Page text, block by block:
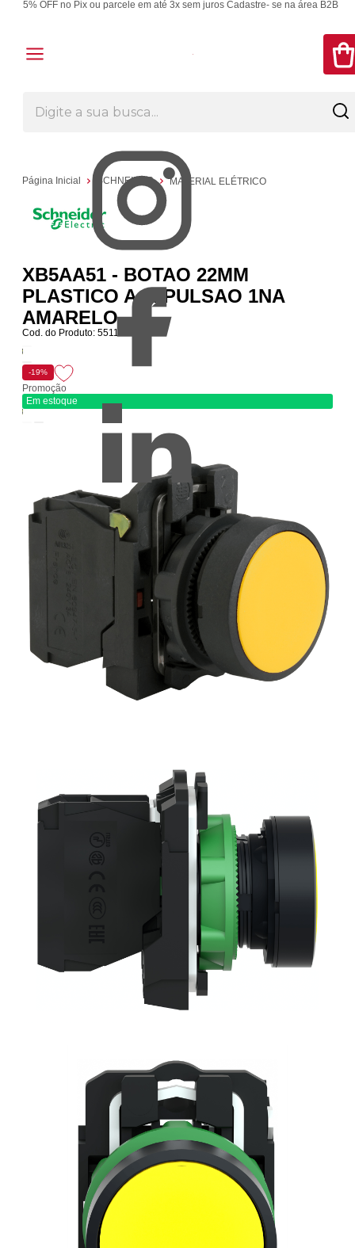
5% OFF no Pix ou parcele em até 3x sem juros Cadastre- se na área B2B
Página Inicial SCHNEIDER MATERIAL ELÉTRICO
XB5AA51 - BOTAO 22MM
PLASTICO A IMPULSAO 1NA
AMARELO
Cod. do Produto: 55111
-19%
Promoção
Em estoque